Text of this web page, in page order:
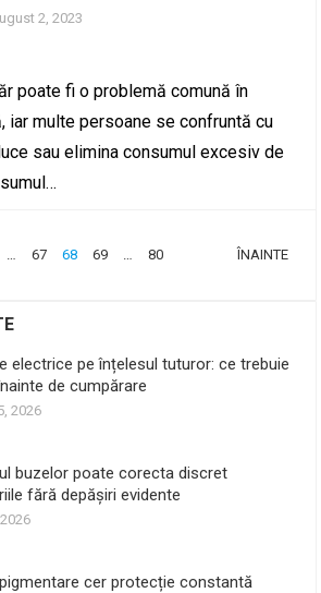
2, 2023
poate fi o problemă comună în
iar multe persoane se confruntă cu
sau elimina consumul excesiv de
… 67 68 69 … 80 ÎNAINTE
electrice pe înțelesul tuturor: ce trebuie
de cumpărare
2026
buzelor poate corecta discret
fără depășiri evidente
cer protecție constantă